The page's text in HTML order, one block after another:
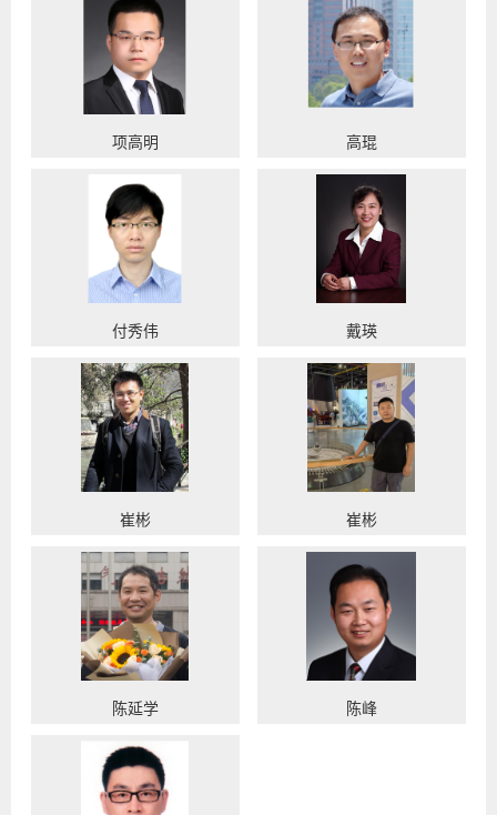
项高明 高琨
付秀伟 戴瑛
崔彬 崔彬
陈延学 陈峰